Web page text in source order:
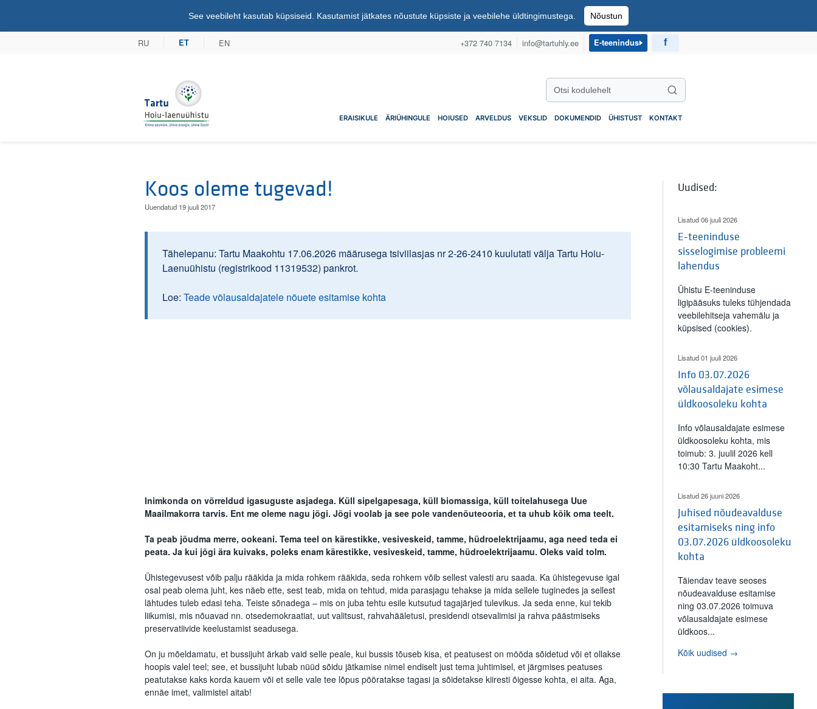
See veebileht kasutab küpsiseid. Kasutamist jätkates nõustute küpsiste ja veebilehe üldtingimustega. Nõustun
RU ET EN +372 740 7134 info@tartuhly.ee E-teenindus
Tartu Hoiu-laenuühistu
Otsi kodulehelt
Otsi
ERAISIKULE ÄRIÜHINGULE HOIUSED ARVELDUS VEKSLID DOKUMENDID ÜHISTUST KONTAKT
Koos oleme tugevad!
Uuendatud 19 juuli 2017
Tähelepanu: Tartu Maakohtu 17.06.2026 määrusega tsiviilasjas nr 2-26-2410 kuulutati välja Tartu Hoiu-
Laenuühistu (registrikood 11319532) pankrot.
Loe: Teade võlausaldajatele nõuete esitamise kohta
Inimkonda on võrreldud igasuguste asjadega. Küll sipelgapesaga, küll biomassiga, küll toitelahusega Uue
Maailmakorra tarvis. Ent me oleme nagu jõgi. Jõgi voolab ja see pole vandenõuteooria, et ta uhub kõik oma teelt.
Ta peab jõudma merre, ookeani. Tema teel on kärestikke, vesiveskeid, tamme, hüdroelektrijaamu, aga need teda ei
peata. Ja kui jõgi ära kuivaks, poleks enam kärestikke, vesiveskeid, tamme, hüdroelektrijaamu. Oleks vaid tolm.
Ühistegevusest võib palju rääkida ja mida rohkem rääkida, seda rohkem võib sellest valesti aru saada. Ka ühistegevuse igal
osal peab olema juht, kes näeb ette, sest teab, mida on tehtud, mida parasjagu tehakse ja mida sellele tuginedes ja sellest
lähtudes tuleb edasi teha. Teiste sõnadega – mis on juba tehtu esile kutsutud tagajärjed tulevikus. Ja seda enne, kui tekib
liikumisi, mis nõuavad nn. otsedemokraatiat, uut valitsust, rahvahääletusi, presidendi otsevalimisi ja rahva päästmiseks
preservatiivide keelustamist seadusega.
On ju mõeldamatu, et bussijuht ärkab vaid selle peale, kui bussis tõuseb kisa, et peatusest on mööda sõidetud või et ollakse
hoopis valel teel; see, et bussijuht lubab nüüd sõidu jätkamise nimel endiselt just tema juhtimisel, et järgmises peatuses
peatutakse kaks korda kauem või et selle vale tee lõpus pööratakse tagasi ja sõidetakse kiiresti õigesse kohta, ei aita. Aga,
ennäe imet, valimistel aitab!
Uudised:
Lisatud 06 juuli 2026
E-teeninduse
sisselogimise probleemi
lahendus
Ühistu E-teeninduse
ligipääsuks tuleks tühjendada
veebilehitseja vahemälu ja
küpsised (cookies).
Lisatud 01 juuli 2026
Info 03.07.2026
võlausaldajate esimese
üldkoosoleku kohta
Info võlausaldajate esimese
üldkoosoleku kohta, mis
toimub: 3. juulil 2026 kell
10:30 Tartu Maakoht...
Lisatud 26 juuni 2026
Juhised nõudeavalduse
esitamiseks ning info
03.07.2026 üldkoosoleku
kohta
Täiendav teave seoses
nõudeavalduse esitamise
ning 03.07.2026 toimuva
võlausaldajate esimese
üldkoos...
Kõik uudised →